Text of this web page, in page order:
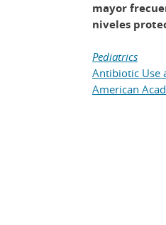
mayor
niveles
Pediatrics
Antibiotic Use
American